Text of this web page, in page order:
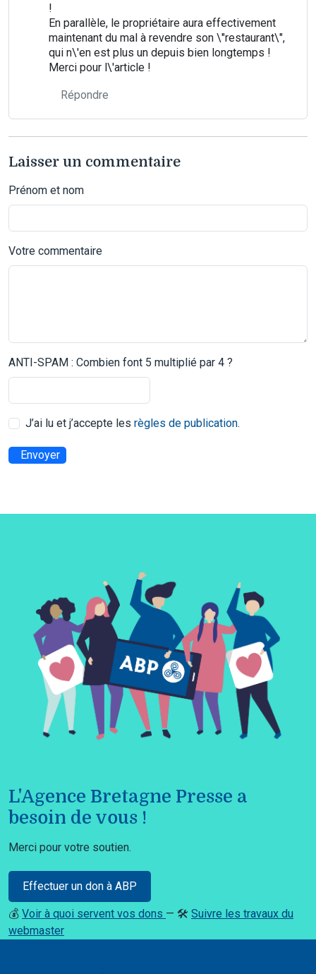
!
En parallèle, le propriétaire aura effectivement
maintenant du mal à revendre son \"restaurant\",
qui n\'en est plus un depuis bien longtemps !
Merci pour l\'article !
Répondre
Laisser un commentaire
Prénom et nom
Votre commentaire
ANTI-SPAM : Combien font 5 multiplié par 4 ?
J’ai lu et j’accepte les règles de publication.
Envoyer
L'Agence Bretagne Presse a
besoin de vous !
Merci pour votre soutien.
Effectuer un don à ABP
💰 Voir à quoi servent vos dons — 🛠️ Suivre les travaux du
webmaster